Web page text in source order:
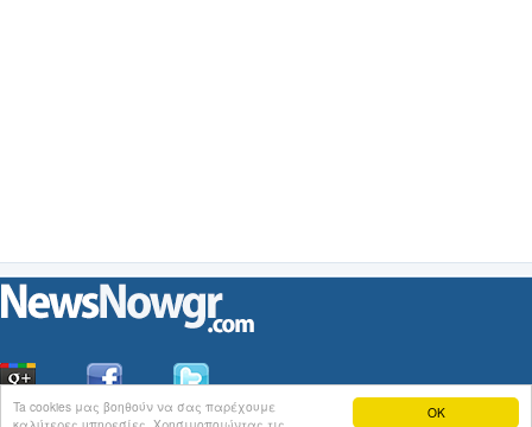
OK
Ta cookies μας βοηθούν να σας παρέχουμε